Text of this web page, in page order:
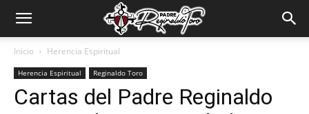
Padre
Reginaldo
Inicio Herencia Espiritual
Herencia Espiritual Reginaldo Toro
Cartas del Padre Reginaldo